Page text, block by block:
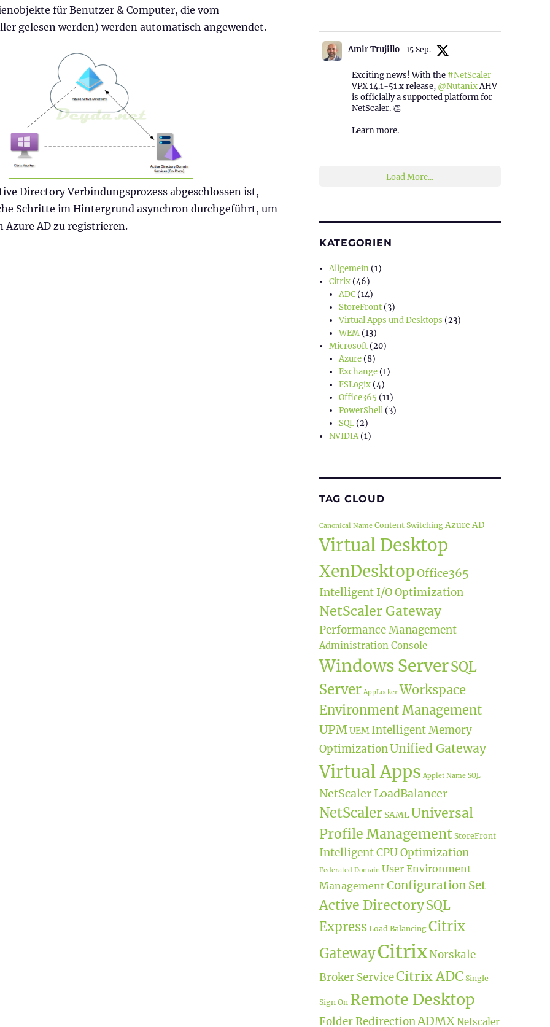
für Benutzer & Computer, die vom
gelesen werden) werden automatisch angewendet.
Directory Verbindungsprozess abgeschlossen ist,
Schritte im Hintergrund asynchron durchgeführt, um
Azure AD zu registrieren.
Windows Server 2019 VDI Hybrid Azure AD joined sein“
Amir Trujillo 15 Sep.
Exciting news! With the #NetScaler
VPX 14.1-51.x release, @NutanixAHV
is officially a supported platform for
NetScaler. 👏
Learn more.
Load More...
KATEGORIEN
Allgemein(1)
Citrix(46)
ADC(14)
StoreFront(3)
Virtual Apps und Desktops (23)
WEM(13)
Microsoft(20)
Azure(8)
Exchange(1)
FSLogix(4)
Office365 (11)
PowerShell(3)
SQL(2)
NVIDIA(1)
TAG CLOUD
Canonical Name Content Switching Azure AD
Virtual Desktop
XenDesktopOffice365
Intelligent I/O Optimization
NetScaler Gateway
Performance Management
Administration Console
Windows ServerSQL
Server AppLocker Workspace
Environment Management
UPMUEM Intelligent Memory
OptimizationUnified Gateway
Virtual Apps Applet Name SQL
NetScaler LoadBalancer
NetScaler SAMLUniversal
Profile Management StoreFront
Intelligent CPU Optimization
Federated Domain User Environment
Management Configuration Set
Active DirectorySQL
Express Load Balancing Citrix
GatewayCitrixNorskale
Broker ServiceCitrix ADC Single-
Sign On Remote Desktop
Folder RedirectionADMXNetscaler